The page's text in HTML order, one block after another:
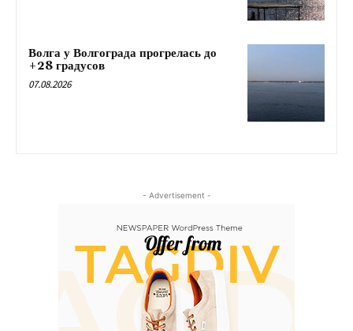
Волга у Волгограда прогрелась до
+28 градусов
07.08.2026
- Advertisement -